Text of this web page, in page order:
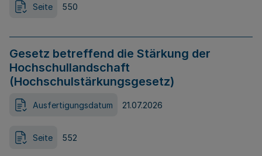
Seite 550
Gesetz betreffend die Stärkung der
Hochschullandschaft
(Hochschulstärkungsgesetz)
Ausfertigungsdatum 21.07.2026
Seite 552